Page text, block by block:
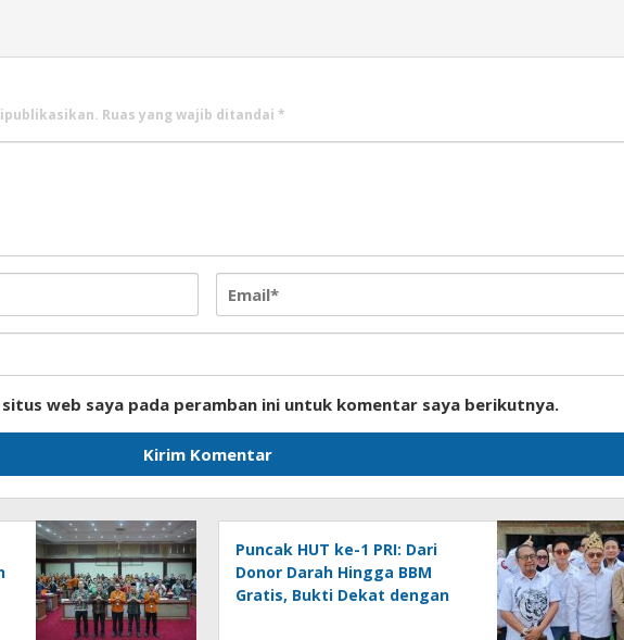
Ruas yang wajib ditandai *
situs web saya pada peramban ini untuk komentar saya berikutnya.
Puncak HUT ke-1 PRI: Dari
Donor Darah Hingga BBM
Gratis, Bukti Dekat dengan